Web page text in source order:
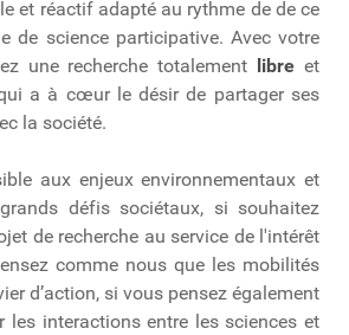
et réactif adapté au rythme de de ce
de science participative. Avec votre
une recherche totalement
libre et
a à cœur le désir de partager ses
la société.
aux enjeux environnementaux et
défis sociétaux, si souhaitez
de recherche au service de l'intérêt
comme nous que les mobilités
d’action, si vous pensez également
les interactions entre les sciences et